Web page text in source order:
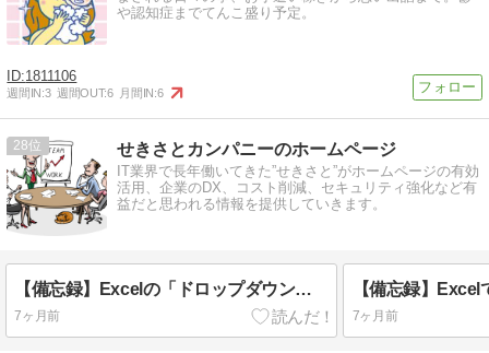
や認知症までてんこ盛り予定。
1811106
週間IN:3 週間OUT:6 月間IN:6
28 せきさとカンパニーのホームページ
IT業界で長年働いてきた”せきさと”がホームページの有効
活用、企業のDX、コスト削減、セキュリティ強化など有
益だと思われる情報を提供していきます。
【備忘録】Excelの「ドロップダウンリスト」を極める！入力のストレスをゼロにする究極のカスタマイズ。
7ヶ月前 7ヶ月前